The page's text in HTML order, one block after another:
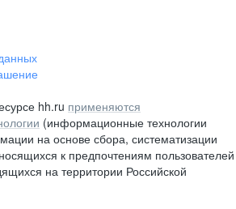
hh.ru применяются
(информационные технологии
на основе сбора, систематизации
к предпочтениям пользователей
на территории Российской